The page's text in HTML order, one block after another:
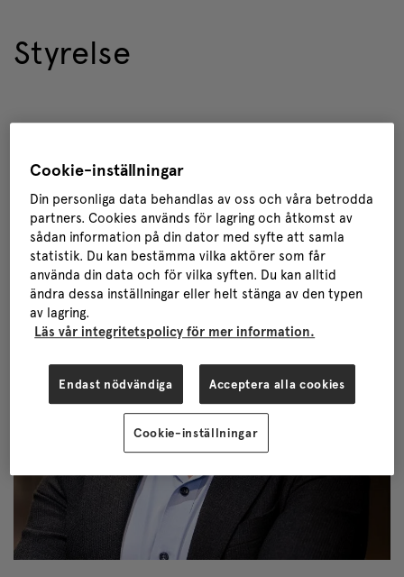
Styrelse
Cookie-inställningar
Din personliga data behandlas av oss och våra betrodda
partners. Cookies används för lagring och åtkomst av
sådan information på din dator med syfte att samla
statistik. Du kan bestämma vilka aktörer som får
använda din data och för vilka syften. Du kan alltid
ändra dessa inställningar eller helt stänga av den typen
av lagring.
Läs vår integritetspolicy för mer information.
Endast nödvändiga Acceptera alla cookies
Cookie-inställningar